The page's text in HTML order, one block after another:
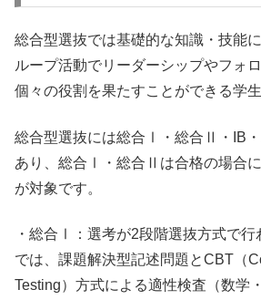
総合型選抜では基礎的な知識・技能
ループ活動でリーダーシップやフォ
個々の役割を果たすことができる学
総合型選抜には総合Ⅰ・総合Ⅱ・IB
あり、総合Ⅰ・総合Ⅱは合格の場合
が対象です。
・総合Ⅰ：選考が2段階選抜方式で行
では、課題解決型記述問題とCBT（
Testing）方式による適性検査（数学